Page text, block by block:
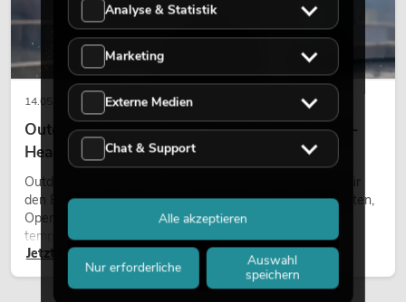
14.05.2026
Outdoor Moving-Heads: Wetterfeste Moving-
Heads bei Events
Outdoor Moving-Heads sind bewegliche Scheinwerfer für
den Einsatz im Freien. Sie werden bei Festivals, Stadtfesten,
Open-Air-Konzerten, Architekturinszenierungen und
temporären Außeninstallationen eingesetzt.
Jetzt lesen
Analyse & Statistik
Marketing
Externe Medien
Chat & Support
Nur erforderliche
Auswahl
speichern
Alle akzeptieren